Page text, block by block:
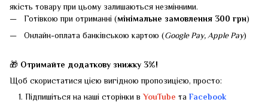
якість товару при цьому залишаються незмінними.
Готівкою при отриманні (мінімальне замовлення 300 грн)
Онлайн-оплата банківською картою (Google Pay, Apple Pay)
🎁 Отримайте додаткову знижку 3%!
Щоб скористатися цією вигідною пропозицією, просто:
Підпишіться на наші сторінки вYouTube та Facebook